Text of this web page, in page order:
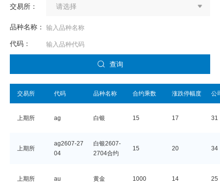
交易所：
品种名称：
代码：
查询
交易所 代码 品种名称 合约乘数 涨跌停幅度 公
上期所 ag 白银 15 17 31
上期所
ag2607-27
04
白银2607-
2704合约
15 20 34
上期所 au 黄金 1000 14 25